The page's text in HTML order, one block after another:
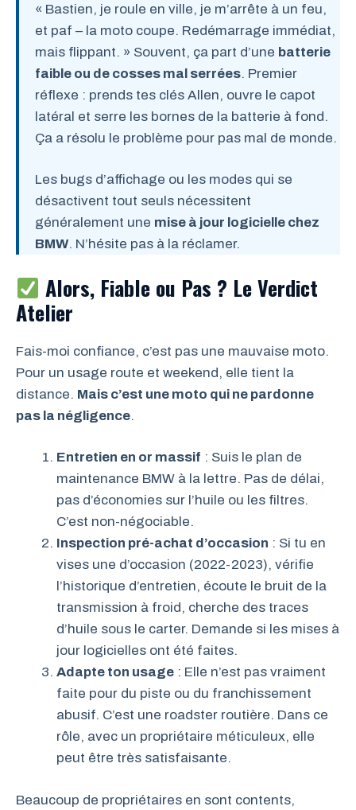
« Bastien, je roule en ville, je m’arrête à un feu,
et paf – la moto coupe. Redémarrage immédiat,
mais flippant. » Souvent, ça part d’une batterie
faible ou de cosses mal serrées. Premier
réflexe : prends tes clés Allen, ouvre le capot
latéral et serre les bornes de la batterie à fond.
Ça a résolu le problème pour pas mal de monde.
Les bugs d’affichage ou les modes qui se
désactivent tout seuls nécessitent
généralement une mise à jour logicielle chez
BMW. N’hésite pas à la réclamer.
Alors, Fiable ou Pas ? Le Verdict
Atelier
Fais-moi confiance, c’est pas une mauvaise moto.
Pour un usage route et weekend, elle tient la
distance. Mais c’est une moto qui ne pardonne
pas la négligence.
Entretien en or massif : Suis le plan de
maintenance BMW à la lettre. Pas de délai,
pas d’économies sur l’huile ou les filtres.
C’est non-négociable.
Inspection pré-achat d’occasion : Si tu en
vises une d’occasion (2022-2023), vérifie
l’historique d’entretien, écoute le bruit de la
transmission à froid, cherche des traces
d’huile sous le carter. Demande si les mises à
jour logicielles ont été faites.
Adapte ton usage : Elle n’est pas vraiment
faite pour du piste ou du franchissement
abusif. C’est une roadster routière. Dans ce
rôle, avec un propriétaire méticuleux, elle
peut être très satisfaisante.
Beaucoup de propriétaires en sont contents,